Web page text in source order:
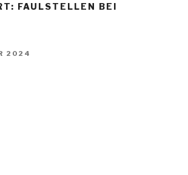
FAULSTELLEN BEI
2024